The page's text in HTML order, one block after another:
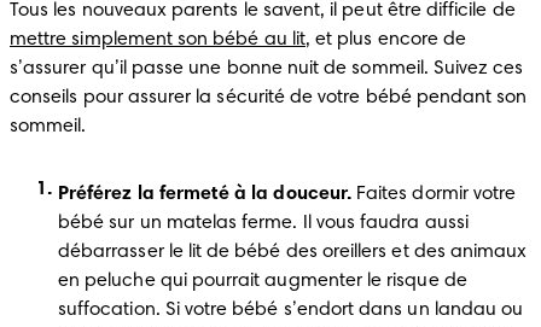
Tous les nouveaux parents le savent, il peut être difficile de
mettre simplement son bébé au lit, et plus encore de
s’assurer qu’il passe une bonne nuit de sommeil. Suivez ces
conseils pour assurer la sécurité de votre bébé pendant son
sommeil.
Préférez la fermeté à la douceur. Faites dormir votre
bébé sur un matelas ferme. Il vous faudra aussi
débarrasser le lit de bébé des oreillers et des animaux
en peluche qui pourrait augmenter le risque de
suffocation. Si votre bébé s’endort dans un landau ou